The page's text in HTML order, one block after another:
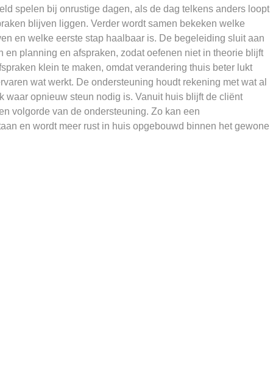
spelen bij onrustige dagen, als de dag telkens anders loopt
blijven liggen. Verder wordt samen bekeken welke
en welke eerste stap haalbaar is. De begeleiding sluit aan
en planning en afspraken, zodat oefenen niet in theorie blijft
klein te maken, omdat verandering thuis beter lukt
wat werkt. De ondersteuning houdt rekening met wat al
waar opnieuw steun nodig is. Vanuit huis blijft de cliënt
volgorde van de ondersteuning. Zo kan een
en wordt meer rust in huis opgebouwd binnen het gewone